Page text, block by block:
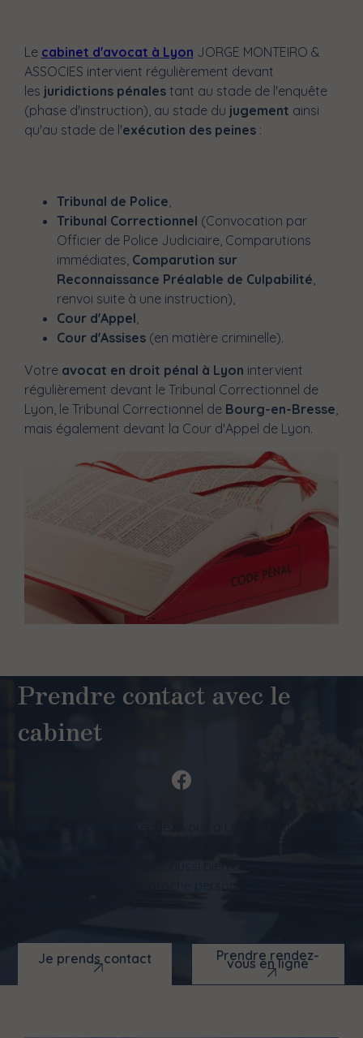
Le cabinet d'avocat à Lyon JORGE MONTEIRO &
ASSOCIES intervient régulièrement devant
les juridictions pénalestant au stade de l'enquête
(phase d'instruction), au stade du jugement ainsi
qu'au stade de l'exécution des peines :
Tribunal de Police
Tribunal Correctionnel (Convocation par
Officier de Police Judiciaire, Comparutions
immédiates, Comparution sur
Reconnaissance Préalable de Culpabilité
renvoi suite à une instruction),
Cour d'Appel
Cour d'Assises (en matière criminelle).
Votre avocat en droit pénal à Lyon intervient
régulièrement devant le Tribunal Correctionnel de
Lyon, le Tribunal Correctionnel de Bourg-en-Bresse
mais également devant la Cour d'Appel de Lyon.
Prendre contact avec le
cabinet
Je prends contact Prendre rendez-
vous en ligne